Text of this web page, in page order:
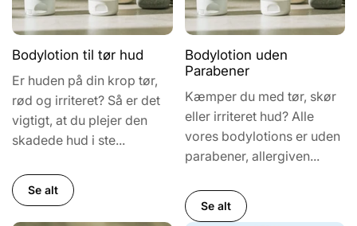
Bodylotion til tør hud
Er huden på din krop tør,
rød og irriteret? Så er det
vigtigt, at du plejer den
skadede hud i ste...
Se alt
Bodylotion uden
Parabener
Kæmper du med tør, skør
eller irriteret hud? Alle
vores bodylotions er uden
parabener, allergiven...
Se alt